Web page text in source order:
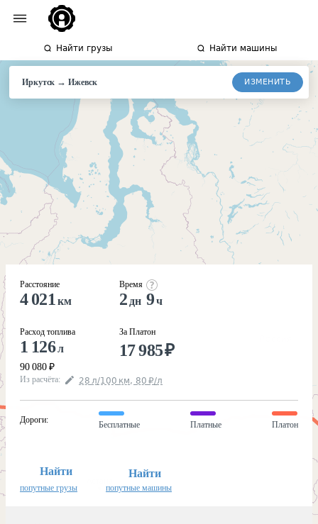
Найти грузы Найти машины
Иркутск →Ижевск ИЗМЕНИТЬ
Расстояние
4 021 км
Расход топлива
1 126л
90 080 ₽
Время
2 дн 9ч
За Платон
17 985₽
Из расчёта: 28 л/100 км, 80 ₽/л
Дороги:
Бесплатные Платные Платон
Найти
попутные грузы
Найти
попутные машины